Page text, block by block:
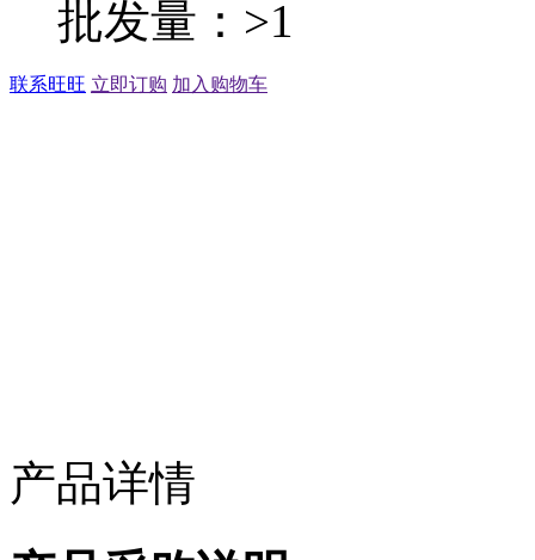
批发量：>1
联系旺旺 立即订购 加入购物车
产品详情